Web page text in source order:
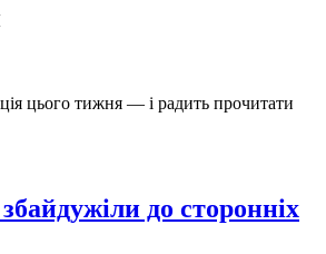
цього тижня — і радить прочитати
до сторонніх